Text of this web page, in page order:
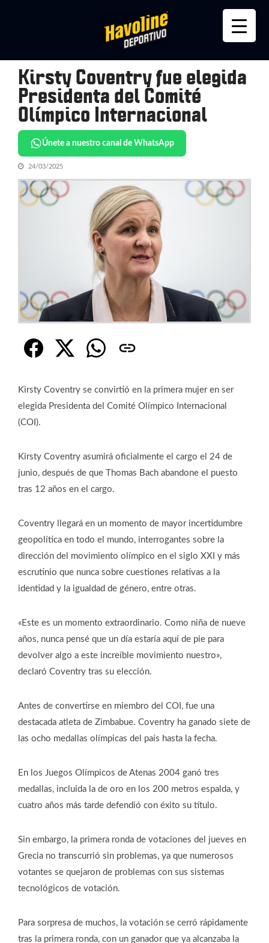
Kirsty Coventry fue elegida
Presidenta del Comité
Olímpico Internacional
Únete a nuestro canal de WhatsApp
24/03/2025
Kirsty Coventry se convirtió en la primera mujer en ser
elegida Presidenta del Comité Olímpico Internacional
(COI).
Kirsty Coventry asumirá oficialmente el cargo el 24 de
junio, después de que Thomas Bach abandone el puesto
tras 12 años en el cargo.
Coventry llegará en un momento de mayor incertidumbre
geopolítica en todo el mundo, interrogantes sobre la
dirección del movimiento olímpico en el siglo XXI y más
escrutinio que nunca sobre cuestiones relativas a la
identidad y la igualdad de género, entre otras.
«Este es un momento extraordinario. Como niña de nueve
años, nunca pensé que un día estaría aquí de pie para
devolver algo a este increíble movimiento nuestro»,
declaró Coventry tras su elección.
Antes de convertirse en miembro del COI, fue una
destacada atleta de Zimbabue. Coventry ha ganado siete de
las ocho medallas olímpicas del país hasta la fecha.
En los Juegos Olímpicos de Atenas 2004 ganó tres
medallas, incluida la de oro en los 200 metros espalda, y
cuatro años más tarde defendió con éxito su título.
Sin embargo, la primera ronda de votaciones del jueves en
Grecia no transcurrió sin problemas, ya que numerosos
votantes se quejaron de problemas con sus sistemas
tecnológicos de votación.
Para sorpresa de muchos, la votación se cerró rápidamente
tras la primera ronda, con un ganador que ya alcanzaba la